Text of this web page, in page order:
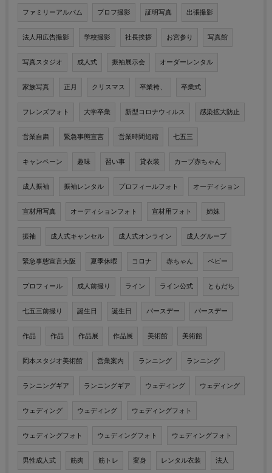
ファミリーアルバム プロフ撮影 証明写真 出張撮影
法人用広告撮影 学校撮影 社長挨拶 お宮参り 写真館
写真スタジオ 成人式 振袖展示会 オーダーレンタル
家族写真 正月 クリスマス 卒業袴、 卒業式
フレンズフォト 大学卒業 新型コロナウィルス 感染拡大防止
営業自粛 緊急事態宣言 営業時間短縮 七五三
キャンペーン 趣味 習い事 貸衣装 カープ赤ちゃん
成人振袖 振袖レンタル プロフィールフォト オーディション
宣材用写真 オーディションフォト 宣材用フォト 姉妹
振袖 成人式キャンセル 成人式オンライン 成人グループ
緊急事態宣言大阪 夏季休暇 コロナ 赤ちゃん ベビー
プロフィール 成人前撮り ライン ライン公式 ともだち
七五三前撮り 誕生日 誕生日 バースデー バースデー
作品 作品 作品展 作品展 美術館 美術館
岡本スタジオ美術館 営業案内 ランニング ランニング
ランニングギア ランニングギア ウェディング ウェディング
ウェディング ウェディング ウェディングフォト
ウェディングフォト ウェディングフォト ウェディングフォト
男性成人式 筋肉 筋トレ 変身 レンタル衣装 法人